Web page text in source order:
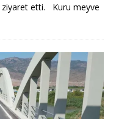
ziyaret etti. Kuru meyve